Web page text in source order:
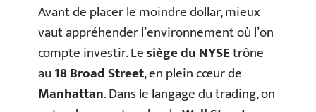
Avant de placer le moindre dollar, mieux
vaut appréhender l’environnement où l’on
compte investir. Lesiège du NYSEtrône
au18 Broad Street, en plein cœur de
Manhattan. Dans le langage du trading, on